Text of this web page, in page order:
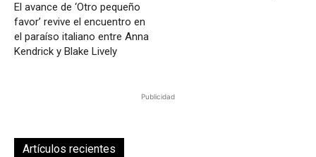
El avance de ‘Otro pequeño
favor’ revive el encuentro en
el paraíso italiano entre Anna
Kendrick y Blake Lively
Publicidad
Artículos recientes